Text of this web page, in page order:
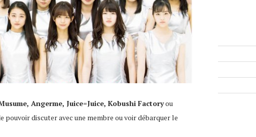
Angerme, Juice=Juice, Kobushi Factoryou
pouvoir discuter avec une membre ou voir débarquer le